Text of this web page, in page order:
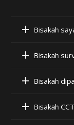
Bisakah
Bisakah
Bisakah
Bisakah